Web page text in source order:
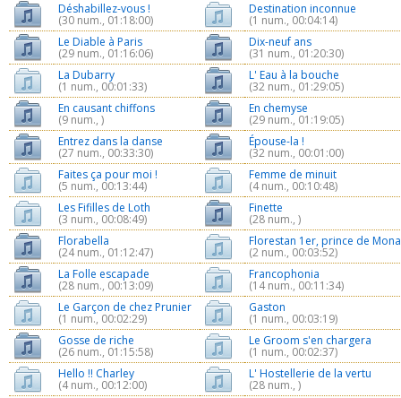
Déshabillez-vous !
(30 num., 01:18:00)
Destination inconnue
(1 num., 00:04:14)
Le Diable à Paris
(29 num., 01:16:06)
Dix-neuf ans
(31 num., 01:20:30)
La Dubarry
(1 num., 00:01:33)
L' Eau à la bouche
(32 num., 01:29:05)
En causant chiffons
(9 num., )
En chemyse
(29 num., 01:19:05)
Entrez dans la danse
(27 num., 00:33:30)
Épouse-la !
(32 num., 00:01:00)
Faites ça pour moi !
(5 num., 00:13:44)
Femme de minuit
(4 num., 00:10:48)
Les Fifilles de Loth
(3 num., 00:08:49)
Finette
(28 num., )
Florabella
(24 num., 01:12:47)
Florestan 1er, prince de
(2 num., 00:03:52)
La Folle escapade
(28 num., 00:13:09)
Francophonia
(14 num., 00:11:34)
Le Garçon de chez Prunier
(1 num., 00:02:29)
Gaston
(1 num., 00:03:19)
Gosse de riche
(26 num., 01:15:58)
Le Groom s'en chargera
(1 num., 00:02:37)
Hello !! Charley
(4 num., 00:12:00)
L' Hostellerie de la vertu
(28 num., )